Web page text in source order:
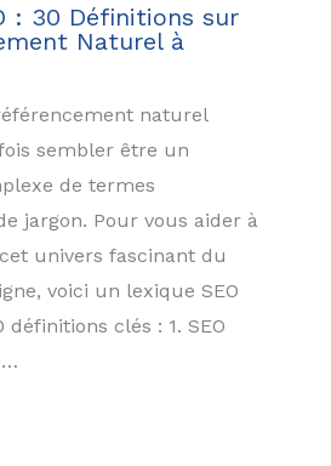
: 30 Définitions sur
Naturel à
naturel
sembler être un
de termes
jargon. Pour vous aider à
univers fascinant du
voici un lexique SEO
clés : 1. SEO